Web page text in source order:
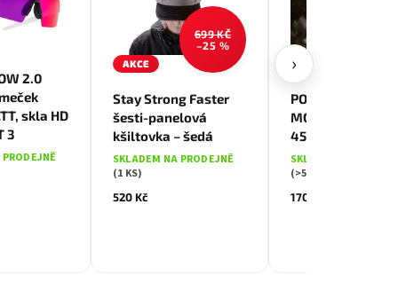
2.0
skla HD
3
AKCE
699 KČ
–25 %
Stay Strong Faster
šesti-panelová
kšiltovka – šedá
SKLADEM NA PRODEJNĚ
(1 KS)
520 Kč
PONOŽKY ROCKY
MOUNTAIN vel.
45
SKLADEM NA
(>5 KS)
170 Kč
›